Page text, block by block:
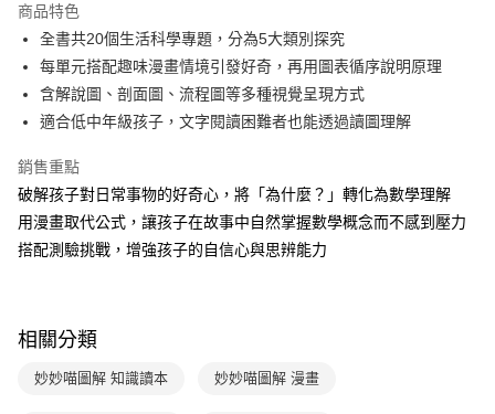
大哥付你分期
相關說明
【大哥付你分期使用說明】
1.本服務由台灣大哥大提供，台灣大哥大用戶可立即使用無須另外申請。
2.付款方式選擇「大哥付你分期」，訂單成立後會自動跳轉到大哥付的交易
成交易。
3.實際核准額度、可分期數及費用金額請依後續交易確認頁面所載為準。
4.訂單成立30分鐘內，如未前往確認交易或遇審核未通過，訂單將自動取
消。如遇「轉專審核」未通過狀況，表示未達大哥付你分期系統評分，恕無
法說明評估內容。
帳／街口支付／iPASS MONEY」等通路繳費。
【注意事項】
AFTEE先享後付
相關說明
AFTEE先享後付是「在收到商品之後才付款」的支付方式。 讓您購物簡單
便利好安心！
１．簡單：不需註冊會員、不需綁卡、不需儲值。
２．便利：只要手機號碼，簡訊認證，即可結帳。
３．安心：先確認商品／服務後，再付款。
結帳頁面，進行簡訊認證並確認金額後，即可完成結帳。
２．訂單成立數日內，您將收到繳費通知簡訊。
３．收到繳費通知簡訊後14天內，點擊此簡訊中的連結，可透過四大超商／
ATM付款
運送方式
付款後全家取貨｜8/8-8/14運費優惠，結帳滿499即享免運。
付款後7-11取貨
商品特色
全書共20個生活科學專題，分為5大類別探究
每單元搭配趣味漫畫情境引發好奇，再用圖表循序說明原理
含解說圖、剖面圖、流程圖等多種視覺呈現方式
適合低中年級孩子，文字閱讀困難者也能透過讀圖理解
銷售重點
破解孩子對日常事物的好奇心，將「為什麼？」轉化為數學理解
用漫畫取代公式，讓孩子在故事中自然掌握數學概念而不感到壓力
搭配測驗挑戰，增強孩子的自信心與思辨能力
相關分類
妙妙喵圖解 知識讀本 妙妙喵圖解 漫畫